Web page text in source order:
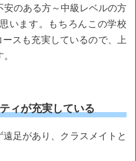
安のある方～中級レベルの方
います。もちろんこの学校
スも充実しているので、上
ィが充実している
足があり、クラスメイトと